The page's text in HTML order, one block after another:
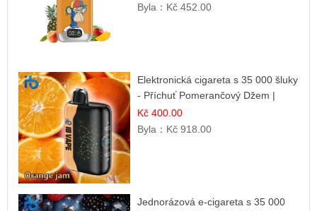
Byla： Kč 452.00
Elektronická cigareta s 35 000 šluky
- Příchuť Pomerančový Džem |
Dlouhotrvající zážitek
Kč 400.00
Byla： Kč 918.00
Jednorázová e-cigareta s 35 000